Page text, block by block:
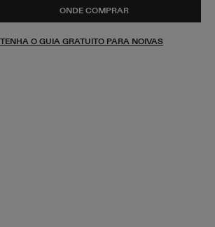
ONDE COMPRAR
O GUIA GRATUITO PARA NOIVAS